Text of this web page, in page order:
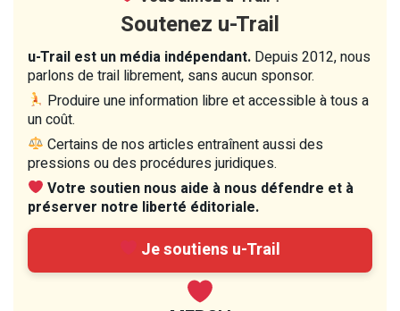
Soutenez u-Trail
u-Trail est un média indépendant. Depuis 2012, nous
parlons de trail librement, sans aucun sponsor.
Produire une information libre et accessible à tous a
un coût.
Certains de nos articles entraînent aussi des
pressions ou des procédures juridiques.
Votre soutien nous aide à nous défendre et à
préserver notre liberté éditoriale.
Je soutiens u-Trail